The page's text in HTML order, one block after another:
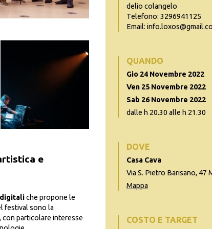
e
digitaliche propone le
festival sono la
particolare interesse
delio colangelo
Telefono: 3296941125
Email:
QUANDO
Gio 24 Novembre 2022
Ven 25 Novembre 2022
Sab 26 Novembre 2022
dalle h 20.30 alle h 21.30
DOVE
Casa Cava
Via S. Pietro Barisano, 47
Mappa
COSTO E TARGET